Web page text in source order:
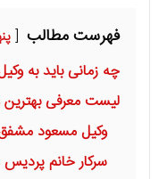
فهرست مطالب
چه زمانی باید به
لیست معرفی بهترین
وکیل مسعود مشفق
سرکار خانم پردیس